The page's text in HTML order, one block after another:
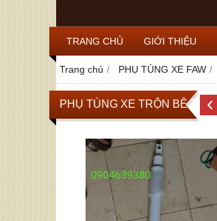
TRANG CHỦ GIỚI THIỆU
Trang chủ PHỤ TÙNG XE FAW
PHỤ TÙNG XE TRỘN BÊ TÔNG
‹